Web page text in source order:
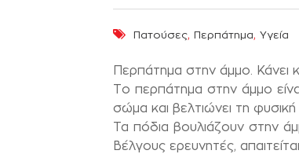
Πατούσες, Περπάτημα, Υγεία
Περπάτημα στην άμμο. Κάνει
Το περπάτημα στην άμμο
σώμα και βελτιώνει τη
Τα πόδια βουλιάζουν στην
Βέλγους ερευνητές,